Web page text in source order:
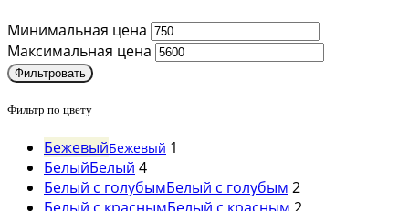
Минимальная цена
Максимальная цена
Фильтровать
Фильтр по цвету
БежевыйБежевый 1
БелыйБелый 4
Белый с голубымБелый с голубым 2